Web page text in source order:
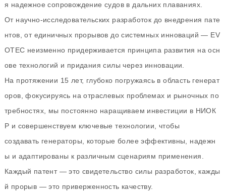
я надежное сопровождение судов в дальних плаваниях.
От научно-исследовательских разработок до внедрения пате
нтов, от единичных прорывов до системных инноваций — EV
OTEC неизменно придерживается принципа развития на осн
ове технологий и придания силы через инновации.
На протяжении 15 лет, глубоко погружаясь в область генерат
оров, фокусируясь на отраслевых проблемах и рыночных по
требностях, мы постоянно наращиваем инвестиции в НИОК
Р и совершенствуем ключевые технологии, чтобы
создавать генераторы, которые более эффективны, надежн
ы и адаптированы к различным сценариям применения.
Каждый патент — это свидетельство силы разработок, кажды
й прорыв — это приверженность качеству.